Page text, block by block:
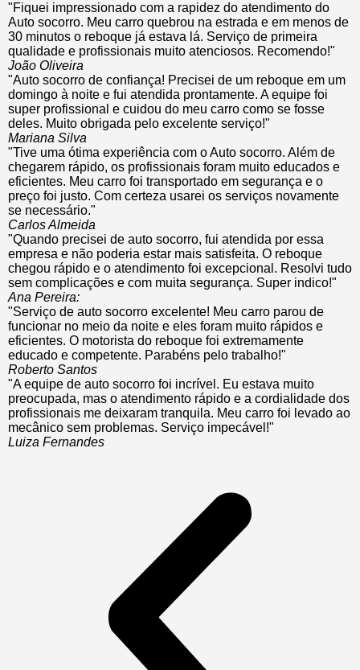
"Fiquei impressionado com a rapidez do atendimento do
Auto socorro. Meu carro quebrou na estrada e em menos de
30 minutos o reboque já estava lá. Serviço de primeira
qualidade e profissionais muito atenciosos. Recomendo!"
João Oliveira
"Auto socorro de confiança! Precisei de um reboque em um
domingo à noite e fui atendida prontamente. A equipe foi
super profissional e cuidou do meu carro como se fosse
deles. Muito obrigada pelo excelente serviço!"
Mariana Silva
"Tive uma ótima experiência com o Auto socorro. Além de
chegarem rápido, os profissionais foram muito educados e
eficientes. Meu carro foi transportado em segurança e o
preço foi justo. Com certeza usarei os serviços novamente
se necessário."
Carlos Almeida
"Quando precisei de auto socorro, fui atendida por essa
empresa e não poderia estar mais satisfeita. O reboque
chegou rápido e o atendimento foi excepcional. Resolvi tudo
sem complicações e com muita segurança. Super indico!"
Ana Pereira:
"Serviço de auto socorro excelente! Meu carro parou de
funcionar no meio da noite e eles foram muito rápidos e
eficientes. O motorista do reboque foi extremamente
educado e competente. Parabéns pelo trabalho!"
Roberto Santos
"A equipe de auto socorro foi incrível. Eu estava muito
preocupada, mas o atendimento rápido e a cordialidade dos
profissionais me deixaram tranquila. Meu carro foi levado ao
mecânico sem problemas. Serviço impecável!"
Luiza Fernandes